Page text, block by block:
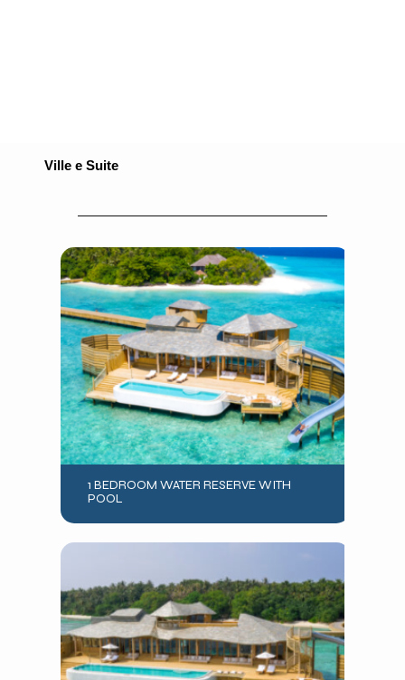
Ville e Suite
1 BEDROOM WATER RESERVE WITH
POOL